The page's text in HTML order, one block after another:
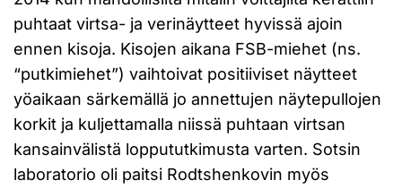
puhtaat virtsa- ja verinäytteet hyvissä ajoin
ennen kisoja. Kisojen aikana FSB-miehet (ns.
“putkimiehet”) vaihtoivat positiiviset näytteet
yöaikaan särkemällä jo annettujen näytepullojen
korkit ja kuljettamalla niissä puhtaan virtsan
kansainvälistä loppututkimusta varten. Sotsin
laboratorio oli paitsi Rodtshenkovin myös